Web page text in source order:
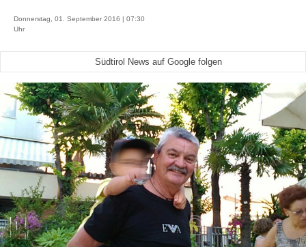
Donnerstag, 01. September 2016 | 07:30
Uhr
Südtirol News auf Google folgen